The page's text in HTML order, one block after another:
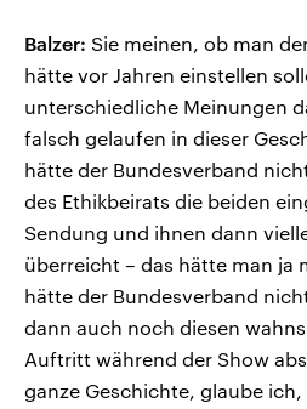
Balzer: Sie meinen, ob man
hätte vor Jahren einstellen
unterschiedliche Meinungen
falsch gelaufen in dieser
hätte der Bundesverband
des Ethikbeirats die beiden
Sendung und ihnen dann
überreicht – das hätte man ja
hätte der Bundesverband
dann auch noch diesen
Auftritt während der Show
ganze Geschichte, glaube